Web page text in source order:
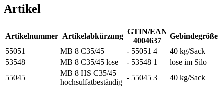
Artikel
Artikelnummer Artikelabkürzung
GTIN/EAN
4004637
Gebindegröße
55051
MB 8 C35/45 - 55051 4
40 kg/Sack
53548
MB 8 C35/45 lose - 53548 1
lose im Silo
55045
MB 8 HS C35/45
hochsulfatbeständig
- 55045 3 40 kg/Sack